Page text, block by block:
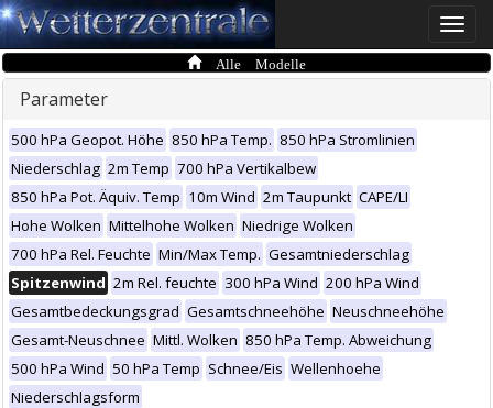
Toggle
Alle Modelle
Parameter
500 hPa Geopot. Höhe 850 hPa Temp. 850 hPa Stromlinien
Niederschlag 2m Temp 700 hPa Vertikalbew
850 hPa Pot. Äquiv. Temp 10m Wind 2m Taupunkt CAPE/LI
Hohe Wolken Mittelhohe Wolken Niedrige Wolken
700 hPa Rel. Feuchte Min/Max Temp. Gesamtniederschlag
Spitzenwind 2m Rel. feuchte 300 hPa Wind 200 hPa Wind
Gesamtbedeckungsgrad Gesamtschneehöhe Neuschneehöhe
Gesamt-Neuschnee Mittl. Wolken 850 hPa Temp. Abweichung
500 hPa Wind 50 hPa Temp Schnee/Eis Wellenhoehe
Niederschlagsform